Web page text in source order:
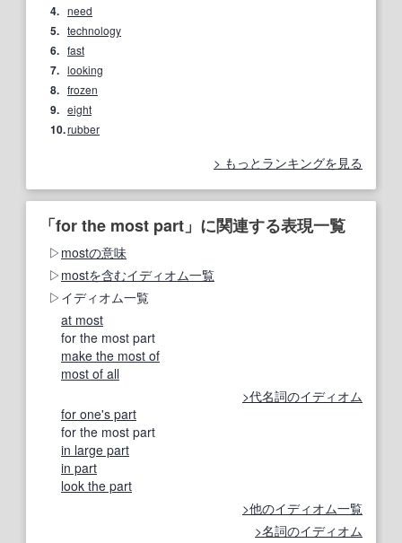
4. need
5. technology
6. fast
7. looking
8. frozen
9. eight
10.rubber
もっとランキングを見る
「for the most part」に関連する表現一覧
mostの意味
mostを含むイディオム一覧
イディオム一覧
at most
for the most part
make the most of
most of all
代名詞のイディオム
for one's part
for the most part
in large part
in part
look the part
他のイディオム一覧
名詞のイディオム